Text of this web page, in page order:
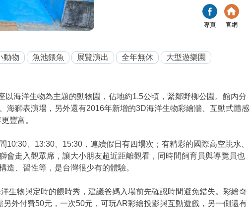
專頁 官網
動物 魚池餵魚 展覽演出 全年無休
大型遊樂園
以海洋生物為主題的動物園，佔地約1.5公頃，緊鄰野柳公園。館內分
海獅表演場，另外還有2016年新增的3D海洋生物彩繪牆、互動式體感
豐富。
10:30、13:30、15:30，連續假日有四場次；有精彩的國際高空跳水、
會走入觀眾席，讓大小朋友超近距離觀看，同時間飼育員與導覽員也
造、習性等，是台灣很少有的體驗。
生物與定時的餵時秀，建議爸媽入場前先確認時間避免錯失。彩繪奇
外付費50元，一次50元，可玩AR彩繪投影與互動遊戲，另一側還有